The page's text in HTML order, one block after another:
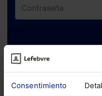
Consentimiento
¿Has olvidado tu